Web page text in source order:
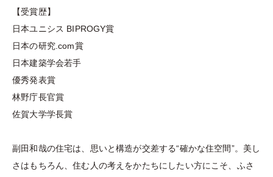
【受賞歴】
⽇本ユニシス BIPROGY賞
⽇本の研究.com賞
⽇本建築学会若⼿
優秀発表賞
林野庁⻑官賞
佐賀⼤学学⻑賞
副⽥和哉の住宅は、思いと構造が交差する“確かな住空間”。美し
さはもちろん、住む⼈の考えをかたちにしたい⽅にこそ、ふさ